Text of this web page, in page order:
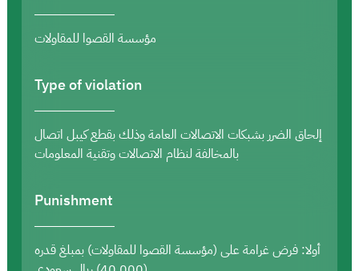
مؤسسة القصوا للمقاولات
Type of violation
إلحاق الضرر بشبكات الاتصالات العامة وذلك بقطع كيبل اتصال
بالمخالفة لنظام الاتصالات وتقنية المعلومات
Punishment
أولا: فرض غرامة على (مؤسسة القصوا للمقاولات) بمبلغ قدره